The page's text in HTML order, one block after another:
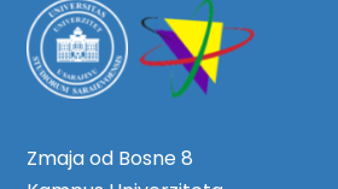
Zmaja od Bosne 8